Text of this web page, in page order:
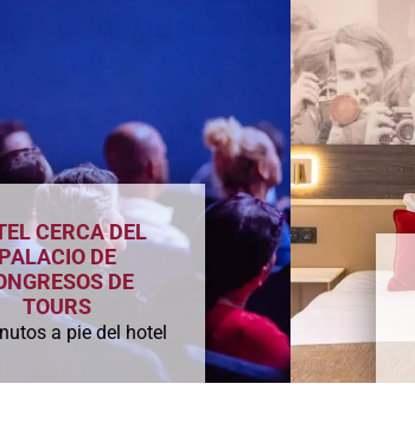
CERCA DEL
PALACIO DE
DE
TOURS
a pie del hotel